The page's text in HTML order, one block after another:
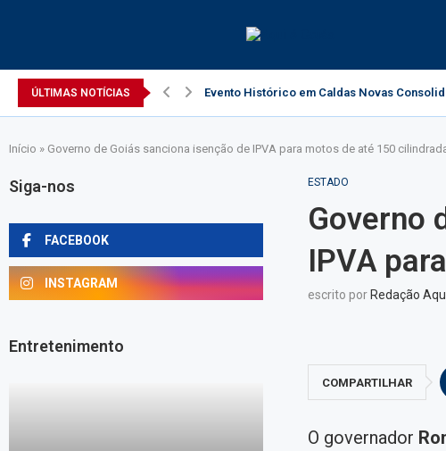
ÚLTIMAS NOTÍCIAS Evento Histórico em Caldas Novas
Início » Governo de Goiás sanciona isenção de IPVA para motos de até 150
ESTADO
Governo
IPVA
escrito por Redação
COMPARTILHAR
O governador
Siga-nos
FACEBOOK
INSTAGRAM
Entretenimento